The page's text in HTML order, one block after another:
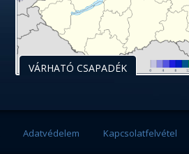
VÁRHATÓ CSAPADÉK
Adatvédelem Kapcsolatfelvétel